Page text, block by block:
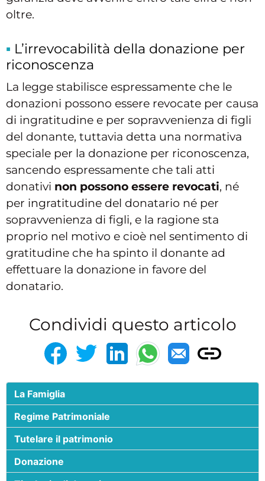
oltre.
L’irrevocabilità della donazione per
riconoscenza
La legge stabilisce espressamente che le
donazioni possono essere revocate per causa
di ingratitudine e per sopravvenienza di figli
del donante, tuttavia detta una normativa
speciale per la donazione per riconoscenza,
sancendo espressamente che tali atti
donativi non possono essere revocati, né
per ingratitudine del donatario né per
sopravvenienza di figli, e la ragione sta
proprio nel motivo e cioè nel sentimento di
gratitudine che ha spinto il donante ad
effettuare la donazione in favore del
donatario.
Condividi questo articolo
La Famiglia
Regime Patrimoniale
Tutelare il patrimonio
Donazione